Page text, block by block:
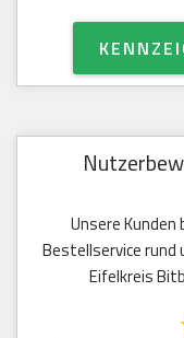
Unsere
Bestellservice rund
Eifelkreis